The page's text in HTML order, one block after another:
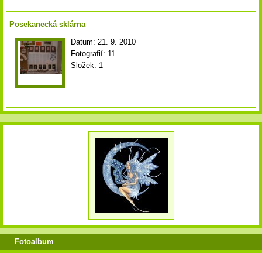
Posekanecká sklárna
Datum: 21. 9. 2010
Fotografií: 11
Složek: 1
Fotoalbum